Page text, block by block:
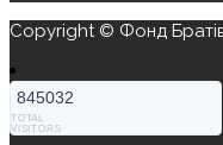
Copyright © Фонд
845032
TOTAL
VISITORS